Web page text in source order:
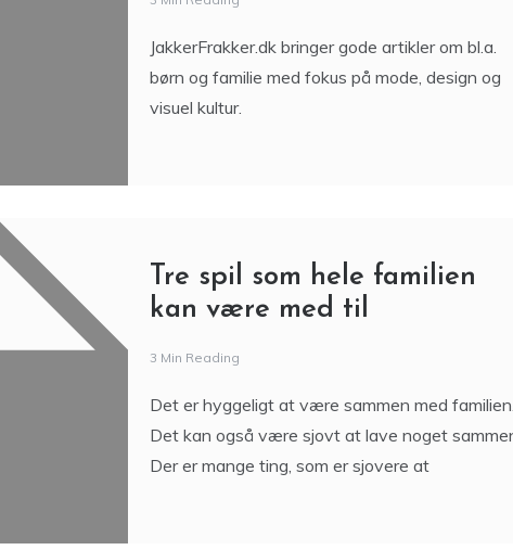
Spændende artikler til
børn og familie med fokus på mode, design og
visuel kultur.
Tre spil som hele familien